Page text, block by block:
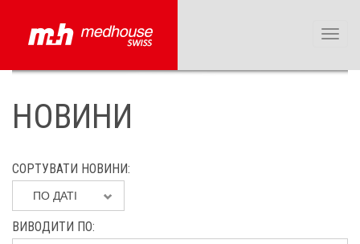
НОВИНИ
СОРТУВАТИ НОВИНИ
ПО ДАТІ
ВИВОДИТИ ПО